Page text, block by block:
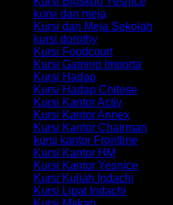
kursi dan meja
Kursi dan Meja Sekolah
kursi dorothy
Kursi Foodcourt
Kursi Gaming Importa
Kursi Hadap
Kursi Hadap Chitose
Kursi Kantor Activ
Kursi Kantor Annex
Kursi Kantor Chairman
kursi kantor Frontline
Kursi Kantor HM
Kursi Kantor Yesnice
Kursi Kuliah Indachi
Kursi Lipat Indachi